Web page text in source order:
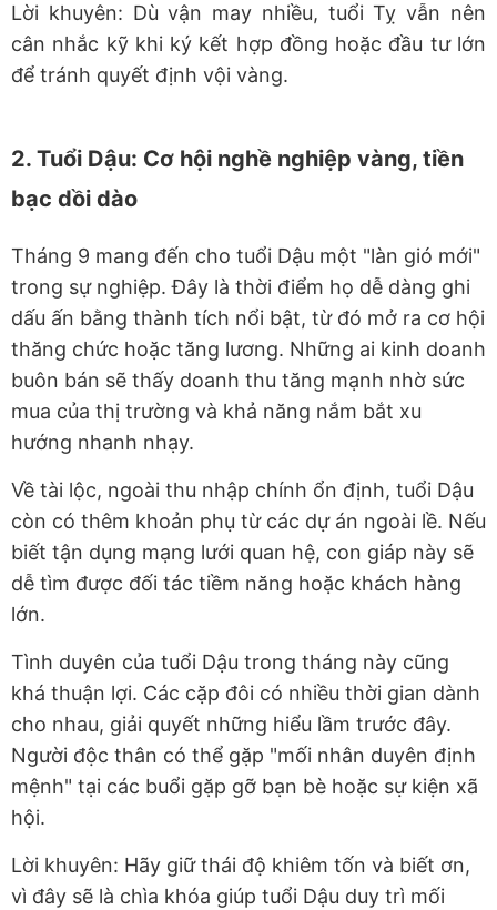
Lời khuyên: Dù vận may nhiều, tuổi Tỵ vẫn nên
cân nhắc kỹ khi ký kết hợp đồng hoặc đầu tư lớn
để tránh quyết định vội vàng.
2. Tuổi Dậu: Cơ hội nghề nghiệp vàng, tiền
bạc dồi dào
Tháng 9 mang đến cho tuổi Dậu một "làn gió mới"
trong sự nghiệp. Đây là thời điểm họ dễ dàng ghi
dấu ấn bằng thành tích nổi bật, từ đó mở ra cơ hội
thăng chức hoặc tăng lương. Những ai kinh doanh
buôn bán sẽ thấy doanh thu tăng mạnh nhờ sức
mua của thị trường và khả năng nắm bắt xu
hướng nhanh nhạy.
Về tài lộc, ngoài thu nhập chính ổn định, tuổi Dậu
còn có thêm khoản phụ từ các dự án ngoài lề. Nếu
biết tận dụng mạng lưới quan hệ, con giáp này sẽ
dễ tìm được đối tác tiềm năng hoặc khách hàng
lớn.
Tình duyên của tuổi Dậu trong tháng này cũng
khá thuận lợi. Các cặp đôi có nhiều thời gian dành
cho nhau, giải quyết những hiểu lầm trước đây.
Người độc thân có thể gặp "mối nhân duyên định
mệnh" tại các buổi gặp gỡ bạn bè hoặc sự kiện xã
hội.
Lời khuyên: Hãy giữ thái độ khiêm tốn và biết ơn,
vì đây sẽ là chìa khóa giúp tuổi Dậu duy trì mối